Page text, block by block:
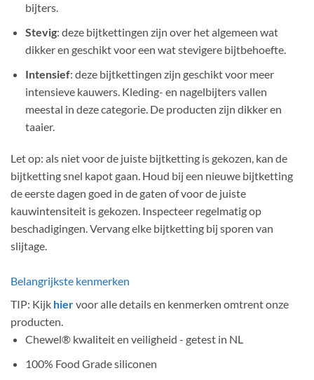
bijters.
Stevig: deze bijtkettingen zijn over het algemeen wat
dikker en geschikt voor een wat stevigere bijtbehoefte.
Intensief: deze bijtkettingen zijn geschikt voor meer
intensieve kauwers. Kleding- en nagelbijters vallen
meestal in deze categorie. De producten zijn dikker en
taaier.
Let op: als niet voor de juiste bijtketting is gekozen, kan de
bijtketting snel kapot gaan. Houd bij een nieuwe bijtketting
de eerste dagen goed in de gaten of voor de juiste
kauwintensiteit is gekozen. Inspecteer regelmatig op
beschadigingen. Vervang elke bijtketting bij sporen van
slijtage.
Belangrijkste kenmerken
TIP: Kijk hiervoor alle details en kenmerken omtrent onze
producten.
Chewel® kwaliteit en veiligheid - getest in NL
100% Food Grade siliconen